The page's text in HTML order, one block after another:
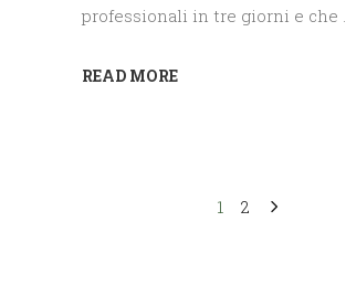
professionali in tre giorni e che
READ MORE
1 2